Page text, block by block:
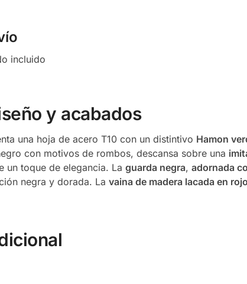
incluido
y acabados
una hoja de acero T10 con un distintivo Hamon
con motivos de rombos, descansa sobre una
un toque de elegancia. La guarda negra, adornada
negra y dorada. La vaina de madera lacada en rojo